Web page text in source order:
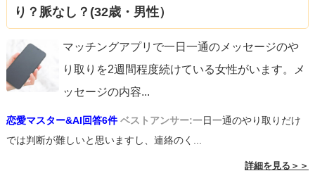
り？脈なし？(32歳・男性）
マッチングアプリで一日一通のメッセージのや
り取りを2週間程度続けている女性がいます。メ
ッセージの内容...
恋愛マスター&AI回答6件 ベストアンサー:一日一通のやり取りだけ
では判断が難しいと思いますし、連絡のく...
詳細を見る＞＞